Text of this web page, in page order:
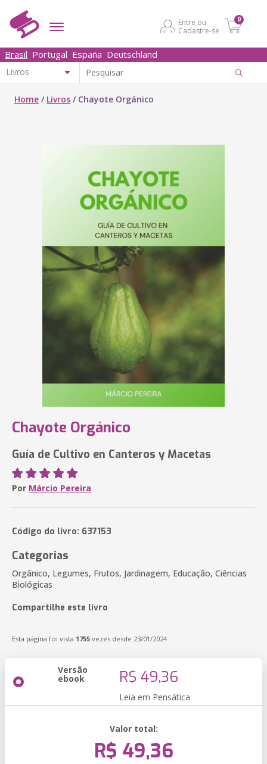
Entre ou
Cadastre-se
0
Brasil Portugal España Deutschland
Home / Livros / Chayote Orgánico
Chayote Orgánico
Guía de Cultivo en Canteros y Macetas
Por Márcio Pereira
Código do livro: 637153
Categorias
Orgânico, Legumes, Frutos, Jardinagem, Educação, Ciências
Biológicas
Compartilhe este livro
Esta página foi vista 1755 vezes desde 23/01/2024
Versão
ebook R$ 49,36
Leia em Pensática
Valor total:
R$ 49,36